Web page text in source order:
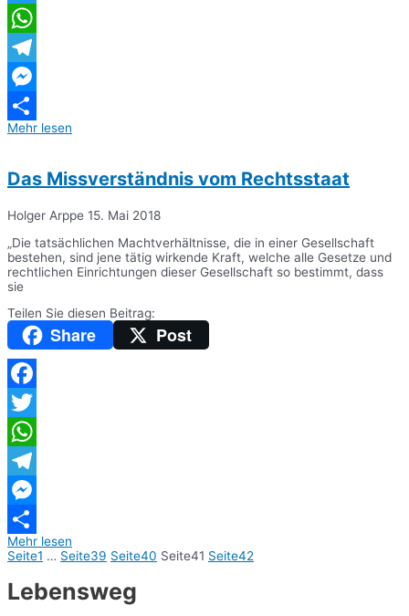
Twitter
WhatsApp
Telegram
Messenger
Teilen
Mehr lesen
Das Missverständnis vom Rechtsstaat
Holger Arppe 15. Mai 2018
„Die tatsächlichen Machtverhältnisse, die in einer Gesellschaft
bestehen, sind jene tätig wirkende Kraft, welche alle Gesetze und
rechtlichen Einrichtungen dieser Gesellschaft so bestimmt, dass
sie
Teilen Sie diesen Beitrag:
Share Post
Facebook
Twitter
WhatsApp
Telegram
Messenger
Teilen
Mehr lesen
Seite1 … Seite39 Seite40 Seite41 Seite42
Lebensweg